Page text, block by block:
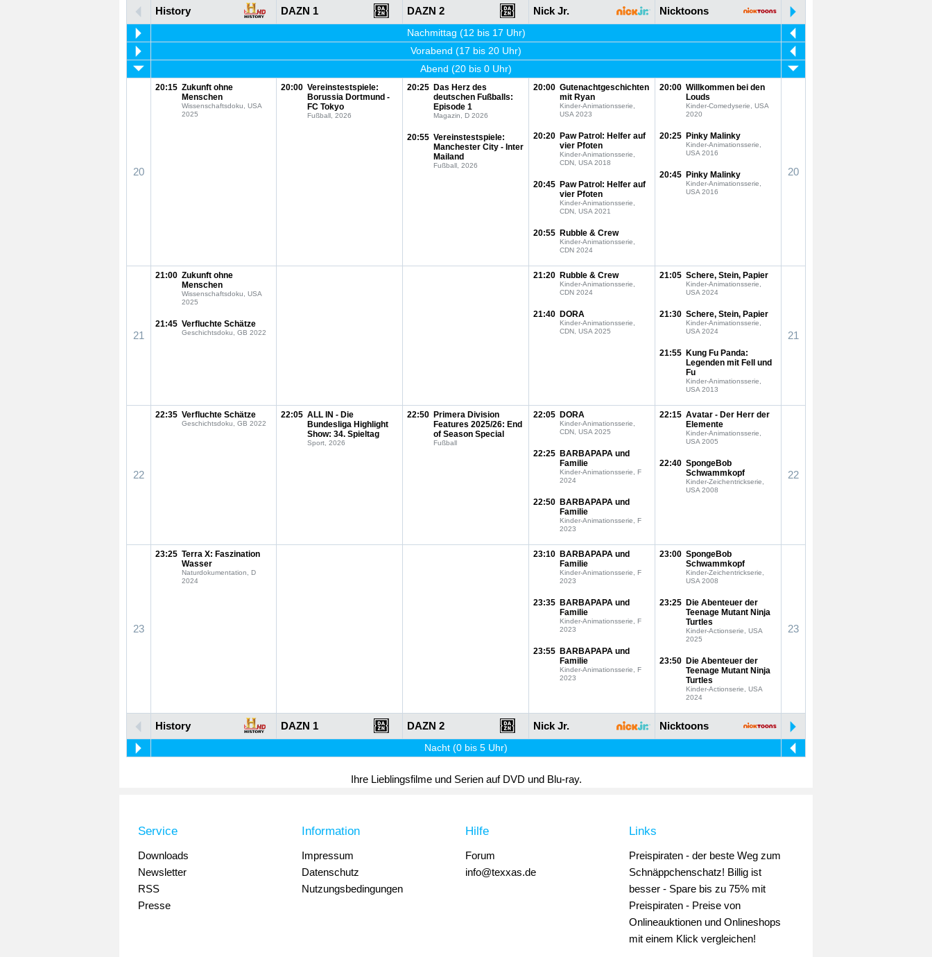
History DAZN 1 DAZN 2 Nick Jr. Nicktoons
Nachmittag (12 bis 17 Uhr)
Vorabend (17 bis 20 Uhr)
Abend (20 bis 0 Uhr)
20
20:15 Zukunft ohne
Menschen
Wissenschaftsdoku, USA
2025
20:00 Vereinstestspiele:
Borussia Dortmund -
FC Tokyo
Fußball, 2026
20:25 Das Herz des
deutschen Fußballs:
Episode 1
Magazin, D 2026
20:55 Vereinstestspiele:
Manchester City - Inter
Mailand
Fußball, 2026
20:00 Gutenachtgeschichten
mit Ryan
Kinder-Animationsserie,
USA 2023
20:20 Paw Patrol: Helfer auf
vier Pfoten
Kinder-Animationsserie,
CDN, USA 2018
20:45 Paw Patrol: Helfer auf
vier Pfoten
Kinder-Animationsserie,
CDN, USA 2021
20:55 Rubble & Crew
Kinder-Animationsserie,
CDN 2024
20:00 Willkommen bei den
Louds
Kinder-Comedyserie, USA
2020
20:25 Pinky Malinky
Kinder-Animationsserie,
USA 2016
20:45 Pinky Malinky
Kinder-Animationsserie,
USA 2016
20
21
21:00 Zukunft ohne
Menschen
Wissenschaftsdoku, USA
2025
21:45 Verfluchte Schätze
Geschichtsdoku, GB 2022
21:20 Rubble & Crew
Kinder-Animationsserie,
CDN 2024
21:40 DORA
Kinder-Animationsserie,
CDN, USA 2025
21:05 Schere, Stein, Papier
Kinder-Animationsserie,
USA 2024
21:30 Schere, Stein, Papier
Kinder-Animationsserie,
USA 2024
21:55 Kung Fu Panda:
Legenden mit Fell und
Fu
Kinder-Animationsserie,
USA 2013
21
22
22:35 Verfluchte Schätze
Geschichtsdoku, GB 2022
22:05 ALL IN - Die
Bundesliga Highlight
Show: 34. Spieltag
Sport, 2026
22:50 Primera Division
Features 2025/26: End
of Season Special
Fußball
22:05 DORA
Kinder-Animationsserie,
CDN, USA 2025
22:25 BARBAPAPA und
Familie
Kinder-Animationsserie, F
2024
22:50 BARBAPAPA und
Familie
Kinder-Animationsserie, F
2023
22:15 Avatar - Der Herr der
Elemente
Kinder-Animationsserie,
USA 2005
22:40 SpongeBob
Schwammkopf
Kinder-Zeichentrickserie,
USA 2008
22
23
23:25 Terra X: Faszination
Wasser
Naturdokumentation, D
2024
23:10 BARBAPAPA und
Familie
Kinder-Animationsserie, F
2023
23:35 BARBAPAPA und
Familie
Kinder-Animationsserie, F
2023
23:55 BARBAPAPA und
Familie
Kinder-Animationsserie, F
2023
23:00 SpongeBob
Schwammkopf
Kinder-Zeichentrickserie,
USA 2008
23:25 Die Abenteuer der
Teenage Mutant Ninja
Turtles
Kinder-Actionserie, USA
2025
23:50 Die Abenteuer der
Teenage Mutant Ninja
Turtles
Kinder-Actionserie, USA
2024
23
History DAZN 1 DAZN 2 Nick Jr. Nicktoons
Nacht (0 bis 5 Uhr)
Ihre Lieblingsfilme und Serien auf DVD und Blu-ray.
Service
Downloads
Newsletter
RSS
Presse
Information
Impressum
Datenschutz
Nutzungsbedingungen
Hilfe
Forum
info@texxas.de
Links
Preispiraten - der beste Weg zum
Schnäppchenschatz! Billig ist
besser - Spare bis zu 75% mit
Preispiraten - Preise von
Onlineauktionen und Onlineshops
mit einem Klick vergleichen!